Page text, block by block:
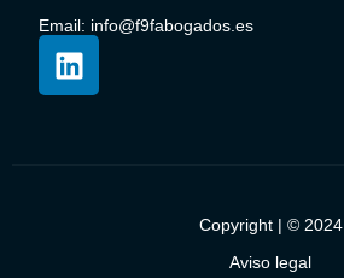
Email: info@f9fabogados.es
Copyright | © 2024
Aviso legal